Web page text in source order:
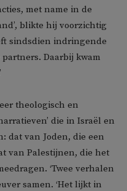
met name in de
blikte hij voorzichtig
sindsdien indringende
Daarbij kwam
theologisch en
die in Israël en
dat van Joden, die een
van Palestijnen, die het
‘Twee verhalen
samen. ‘Het lijkt in